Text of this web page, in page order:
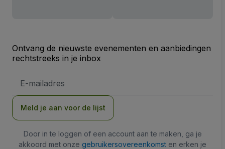
Ontvang de nieuwste evenementen en aanbiedingen
rechtstreeks in je inbox
mailadres
Meld je aan voor de lijst
Door in te loggen of een account aan te maken, ga je
akkoord met onze gebruikersovereenkomst en erken je